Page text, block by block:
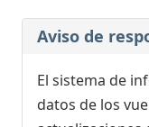
Aviso de
El sistema de
datos de los